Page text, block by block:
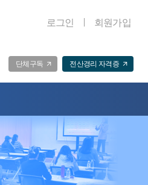
로그인 회원가입
단체구독 전산경리 자격증